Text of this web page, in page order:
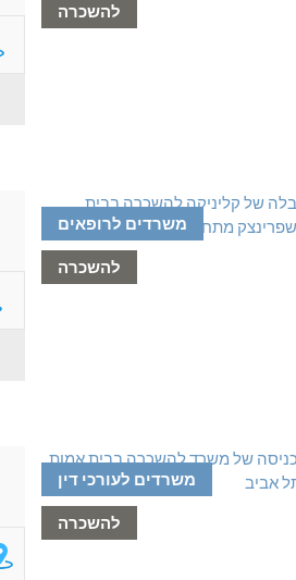
להשכרה
משרדים לרופאים
להשכרה
משרדים לעורכי דין
להשכרה